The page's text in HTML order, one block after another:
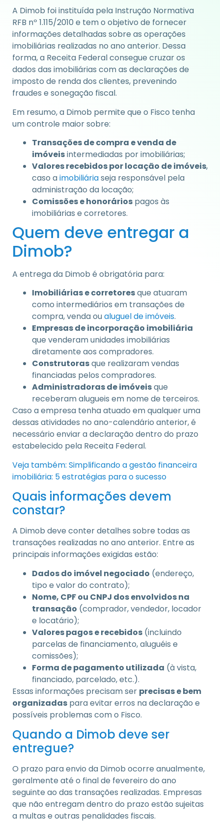
A Dimob foi instituída pela Instrução Normativa
RFB nº 1.115/2010 e tem o objetivo de fornecer
informações detalhadas sobre as operações
imobiliárias realizadas no ano anterior. Dessa
forma, a Receita Federal consegue cruzar os
dados das imobiliárias com as declarações de
imposto de renda dos clientes, prevenindo
fraudes e sonegação fiscal.
Em resumo, a Dimob permite que o Fisco tenha
um controle maior sobre:
Transações de compra e venda de
imóveisintermediadas por imobiliárias;
Valores recebidos por locação de imóveis,
caso aimobiliáriaseja responsável pela
administração da locação;
Comissões e honorários pagos às
imobiliárias e corretores.
Quem deve entregar a
Dimob?
A entrega da Dimob é obrigatória para:
Imobiliárias e corretoresque atuaram
como intermediários em transações de
compra, venda oualuguel de imóveis.
Empresas de incorporação imobiliária
que venderam unidades imobiliárias
diretamente aos compradores.
Construtorasque realizaram vendas
financiadas pelos compradores.
Administradoras de imóveisque
receberam alugueis em nome de terceiros.
Caso a empresa tenha atuado em qualquer uma
dessas atividades no ano-calendário anterior, é
necessário enviar a declaração dentro do prazo
estabelecido pela Receita Federal.
Veja também: Simplificando a gestão financeira
imobiliária: 5 estratégias para o sucesso
Quais informações devem
constar?
A Dimob deve conter detalhes sobre todas as
transações realizadas no ano anterior. Entre as
principais informações exigidas estão:
Dados do imóvel negociado (endereço,
tipo e valor do contrato);
Nome, CPF ou CNPJ dos envolvidos na
transação (comprador, vendedor, locador
e locatário);
Valores pagos e recebidos (incluindo
parcelas de financiamento, aluguéis e
comissões);
Forma de pagamento utilizada (à vista,
financiado, parcelado, etc.).
Essas informações precisam ser precisas e bem
organizadas para evitar erros na declaração e
possíveis problemas com o Fisco.
Quando a Dimob deve ser
entregue?
O prazo para envio da Dimob ocorre anualmente,
geralmente até o final de fevereiro do ano
seguinte ao das transações realizadas. Empresas
que não entregam dentro do prazo estão sujeitas
a multas e outras penalidades fiscais.